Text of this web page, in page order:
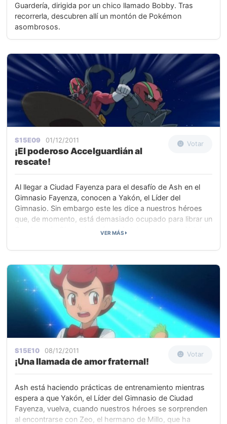
Guardería, dirigida por un chico llamado Bobby. Tras
recorrerla, descubren allí un montón de Pokémon
asombrosos.
S15E09 01/12/2011
¡El poderoso Accelguardián al
rescate!
Votar
Al llegar a Ciudad Fayenza para el desafío de Ash en el
Gimnasio Fayenza, conocen a Yakón, el Líder del
Gimnasio. Sin embargo este les dice a nuestros héroes
que, de momento, está demasiado ocupado para librar un
Combate de Gimnasio, así que Ash le comunica a Yakón
esté disponible.
VER MÁS
S15E10 08/12/2011
¡Una llamada de amor fraternal!
Votar
Ash está haciendo prácticas de entrenamiento mientras
espera a que Yakón, el Líder del Gimnasio de Ciudad
Fayenza, vuelva, cuando nuestros héroes se sorprenden
al encontrarse con Zeo, el hermano de Millo, que ha